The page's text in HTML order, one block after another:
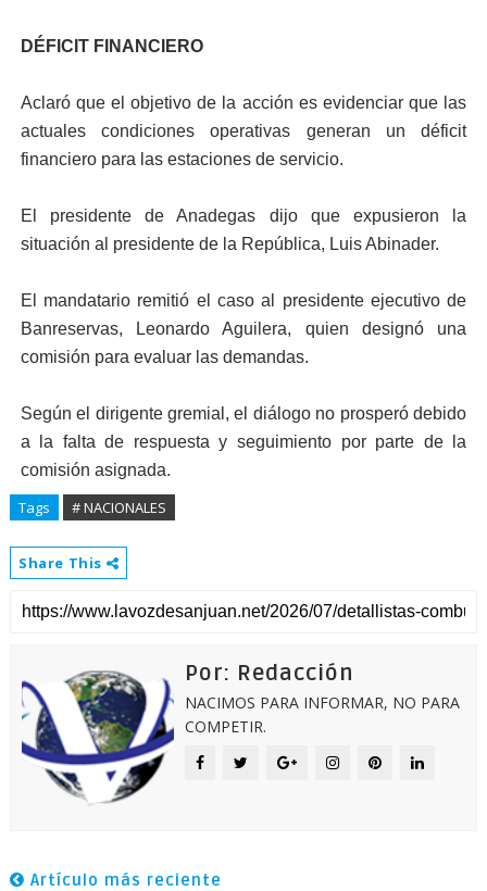
DÉFICIT FINANCIERO
Aclaró que el objetivo de la acción es evidenciar que las
actuales condiciones operativas generan un déficit
financiero para las estaciones de servicio.
El presidente de Anadegas dijo que expusieron la
situación al presidente de la República, Luis Abinader.
El mandatario remitió el caso al presidente ejecutivo de
Banreservas, Leonardo Aguilera, quien designó una
comisión para evaluar las demandas.
Según el dirigente gremial, el diálogo no prosperó debido
a la falta de respuesta y seguimiento por parte de la
comisión asignada.
Tags # NACIONALES
Share This
Por: Redacción
NACIMOS PARA INFORMAR, NO PARA
COMPETIR.
Artículo más reciente